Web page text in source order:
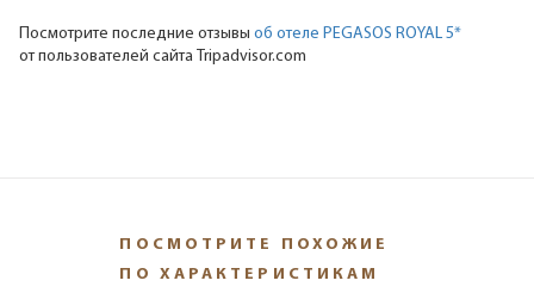
Посмотрите последние отзывы об отеле PEGASOS ROYAL 5*
от пользователей сайта Tripadvisor.com
ПОСМОТРИТЕ ПОХОЖИЕ
ПО ХАРАКТЕРИСТИКАМ